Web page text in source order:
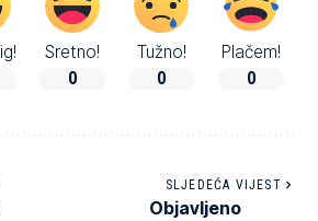
Sretno!
0
Tužno!
0
Plačem!
0
SLJEDEĆA VIJEST
Objavljeno